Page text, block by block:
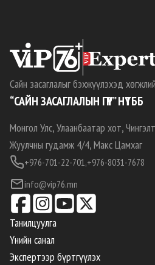
Сайн засаглалыг бэхжүүлэхэд
“САЙН ЗАСАГЛАЛЫН ГҮҮР” НҮТББ
Монгол Улс, Улаанбаатар хот,
Жуулчны гудамж 4/4, Макс Цамхаг
+976-701-22-701,+976-8031-7678
info@vip76.mn
Танилцуулга
Үнийн санал
Экспертээр бүртгүүлэх